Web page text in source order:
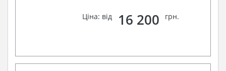
Ціна: від 16 200 грн.